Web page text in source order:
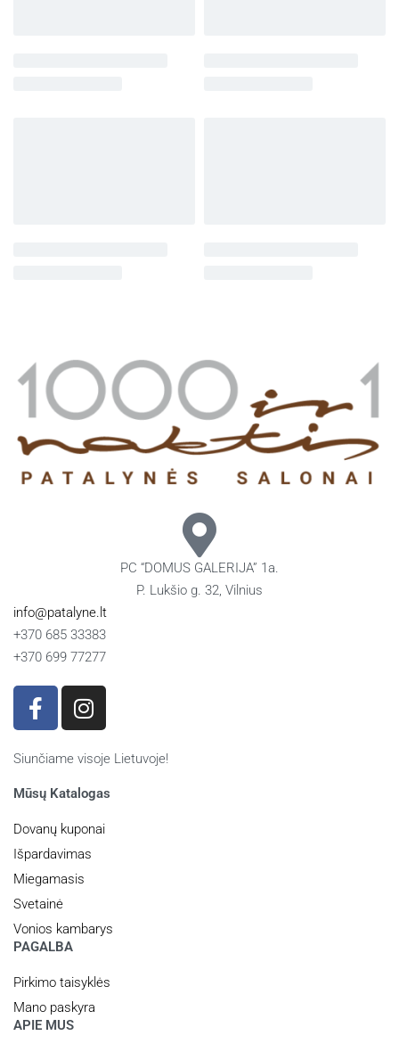
PC “DOMUS GALERIJA” 1a.
P. Lukšio g. 32, Vilnius
info@patalyne.lt
+370 685 33383
+370 699 77277
Siunčiame visoje Lietuvoje!
Mūsų Katalogas
Dovanų kuponai
Išpardavimas
Miegamasis
Svetainė
Vonios kambarys
PAGALBA
Pirkimo taisyklės
Mano paskyra
APIE MUS